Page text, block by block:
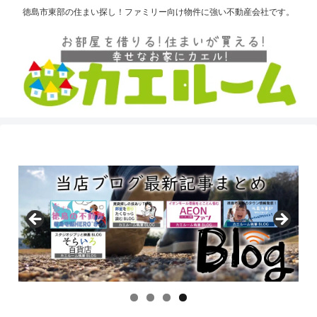
徳島市東部の住まい探し！ファミリー向け物件に強い不動産会社です。